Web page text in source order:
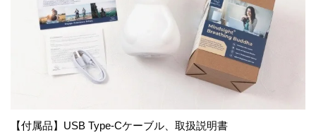
【付属品】USB Type-Cケーブル、取扱説明書